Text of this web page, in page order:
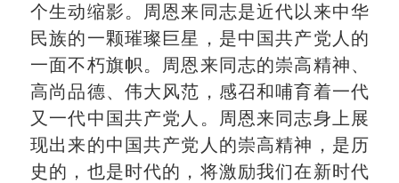
个生动缩影。周恩来同志是近代以来中华
民族的一颗璀璨巨星，是中国共产党人的
一面不朽旗帜。周恩来同志的崇高精神、
高尚品德、伟大风范，感召和哺育着一代
又一代中国共产党人。周恩来同志身上展
现出来的中国共产党人的崇高精神，是历
史的，也是时代的，将激励我们在新时代